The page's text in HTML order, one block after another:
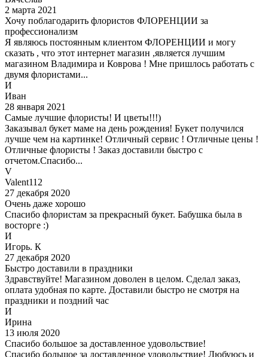
2 марта 2021
Хочу поблагодарить флористов ФЛОРЕНЦИИ за
профессионализм
Я являюсь постоянным клиентом ФЛОРЕНЦИИ и могу
сказать , что этот интернет магазин ,является лучшим
магазином Владимира и Коврова ! Мне пришлось работать с
двумя флористами...
И
Иван
28 января 2021
Самые лучшие флористы! И цветы!!!)
Заказывал букет маме на день рождения! Букет получился
лучше чем на картинке! Отличный сервис ! Отличные цены !
Отличные флористы ! Заказ доставили быстро с
отчетом.Спасибо...
V
Valent112
27 декабря 2020
Очень даже хорошо
Спасибо флористам за прекрасный букет. Бабушка была в
восторге :)
И
Игорь. К
27 декабря 2020
Быстро доставили в праздники
Здравствуйте! Магазином доволен в целом. Сделал заказ,
оплата удобная по карте. Доставили быстро не смотря на
праздники и поздний час
И
Ирина
13 июля 2020
Спасибо большое за доставленное удовольствие!
Спасибо большое за доставленное удовольствие! Любуюсь и